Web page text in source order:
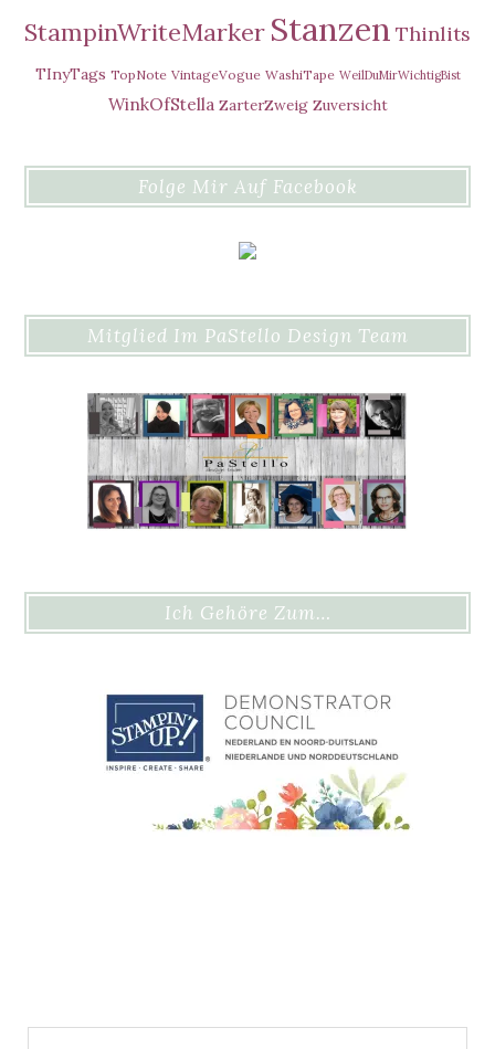
StampinWriteMarker Stanzen Thinlits
TInyTags TopNote VintageVogue WashiTape WeilDuMirWichtigBist
WinkOfStella ZarterZweig Zuversicht
Folge Mir Auf Facebook
Mitglied Im PaStello Design Team
Ich Gehöre Zum…